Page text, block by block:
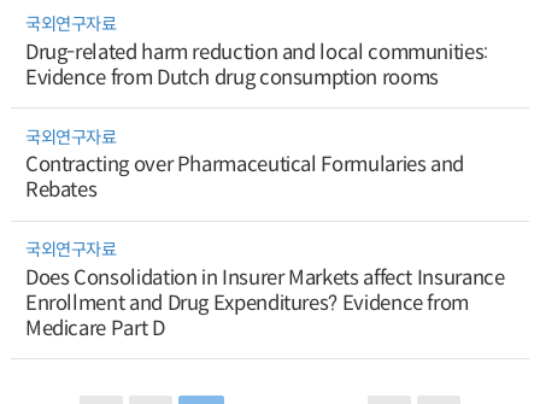
국외연구자료
Drug-related harm reduction and local communities:
Evidence from Dutch drug consumption rooms
국외연구자료
Contracting over Pharmaceutical Formularies and
Rebates
국외연구자료
Does Consolidation in Insurer Markets affect Insurance
Enrollment and Drug Expenditures? Evidence from
Medicare Part D